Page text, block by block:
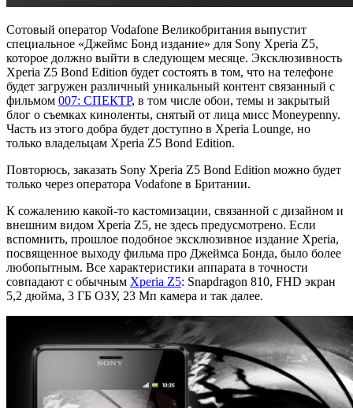
Сотовый оператор Vodafone Великобритания выпустит
специальное «Джеймс Бонд издание» для Sony Xperia Z5,
которое должно выйти в следующем месяце. Эксклюзивность
Xperia Z5 Bond Edition будет состоять в том, что на телефоне
будет загружен различный уникальный контент связанный с
фильмом 007: СПЕКТР, в том числе обои, темы и закрытый
блог о съемках киноленты, снятый от лица мисс Moneypenny.
Часть из этого добра будет доступно в Xperia Lounge, но
только владельцам Xperia Z5 Bond Edition.
Повторюсь, заказать Sony Xperia Z5 Bond Edition можно будет
только через оператора Vodafone в Британии.
К сожалению какой-то кастомизации, связанной с дизайном и
внешним видом Xperia Z5, не здесь предусмотрено. Если
вспомнить, прошлое подобное эксклюзивное издание Xperia,
посвященное выходу фильма про Джеймса Бонда, было более
любопытным. Все характеристики аппарата в точности
совпадают с обычным Xperia Z5: Snapdragon 810, FHD экран
5,2 дюйма, 3 ГБ ОЗУ, 23 Мп камера и так далее.